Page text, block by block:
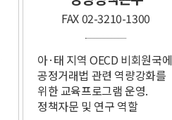
FAX 02-3210-1300
아·태 지역 OECD​ 비회원국에
공정거래법​ 관련 역량강화를
위한​ 교육프로그램 운영.​
정책자문 및 연구 역할​